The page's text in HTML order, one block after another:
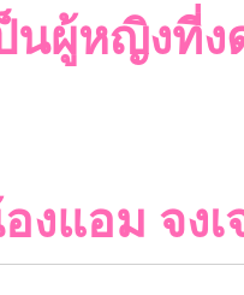
นผู้หญิงที่
งแอม จง